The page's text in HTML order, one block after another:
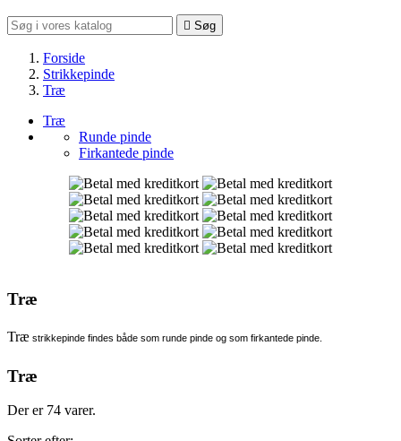
 Søg
Forside
Strikkepinde
Træ
Træ
Runde pinde
Firkantede pinde
Træ
Træ strikkepinde findes både som runde pinde og som firkantede pinde.
Træ
Der er 74 varer.